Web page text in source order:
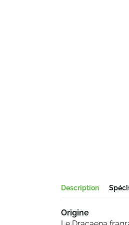
Description
Origine